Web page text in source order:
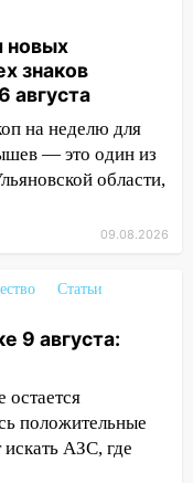
ребенка,
в
5: что
новых
знаков
августа
на неделю для
— это один из
области,
09.08.2026
Статьи
9 августа:
остается
положительные
АЗС, где